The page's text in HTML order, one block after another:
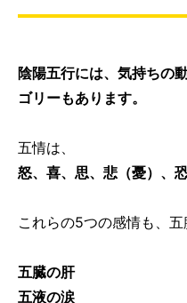
陰陽五行には、気持ちの
ゴリーもあります。
五情は、
怒、喜、思、悲（憂）、恐
これらの5つの感情も、五
五臓の肝
五液の涙